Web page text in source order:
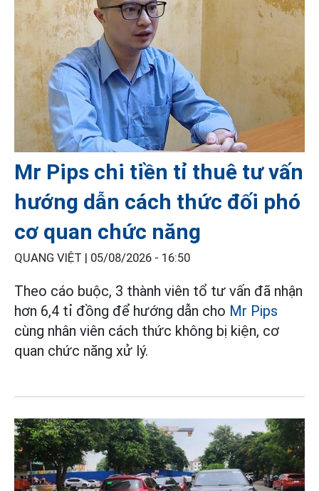
Mr Pips chi tiền tỉ thuê tư vấn
hướng dẫn cách thức đối phó
cơ quan chức năng
QUANG VIỆT | 05/08/2026 - 16:50
Theo cáo buộc, 3 thành viên tổ tư vấn đã nhận
hơn 6,4 tỉ đồng để hướng dẫn cho Mr Pips
cùng nhân viên cách thức không bị kiện, cơ
quan chức năng xử lý.